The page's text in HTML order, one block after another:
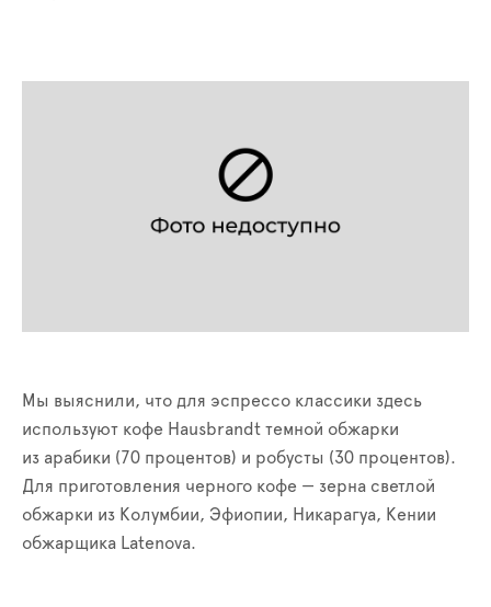
Мы выяснили, что для эспрессо классики здесь
используют кофе Hausbrandt темной обжарки
из арабики (70 процентов) и робусты (30 процентов).
Для приготовления черного кофе — зерна светлой
обжарки из Колумбии, Эфиопии, Никарагуа, Кении
обжарщика Latenova.